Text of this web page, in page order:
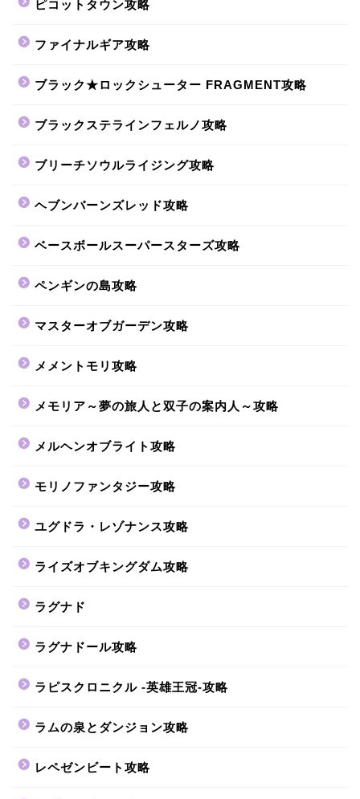
ピコットタウン攻略
ファイナルギア攻略
ブラック★ロックシューター FRAGMENT攻略
ブラックステラインフェルノ攻略
ブリーチソウルライジング攻略
ヘブンバーンズレッド攻略
ベースボールスーパースターズ攻略
ペンギンの島攻略
マスターオブガーデン攻略
メメントモリ攻略
メモリア～夢の旅人と双子の案内人～攻略
メルヘンオブライト攻略
モリノファンタジー攻略
ユグドラ・レゾナンス攻略
ライズオブキングダム攻略
ラグナド
ラグナドール攻略
ラピスクロニクル -英雄王冠-攻略
ラムの泉とダンジョン攻略
レペゼンビート攻略